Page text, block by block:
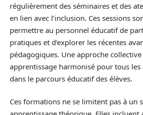
régulièrement des séminaires et des
en lien avec l’inclusion. Ces sessions
permettre au personnel éducatif de
pratiques et d’explorer les récentes
pédagogiques. Une approche
apprentissage harmonisé pour tous
dans le parcours éducatif des élèves.
Ces formations ne se limitent pas à un